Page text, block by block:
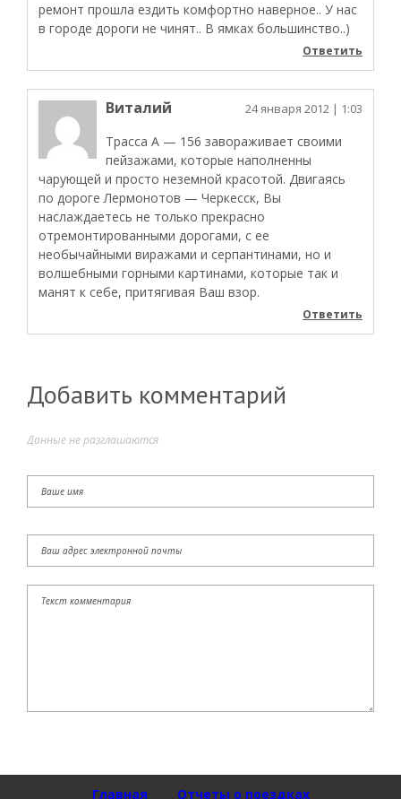
ремонт прошла ездить комфортно наверное.. У нас
в городе дороги не чинят.. В ямках большинство..)
Ответить
Виталий 24 января 2012 | 1:03
Трасса А — 156 завораживает своими
пейзажами, которые наполненны
чарующей и просто неземной красотой. Двигаясь
по дороге Лермонотов — Черкесск, Вы
наслаждаетесь не только прекрасно
отремонтированными дорогами, с ее
необычайными виражами и серпантинами, но и
волшебными горными картинами, которые так и
манят к себе, притягивая Ваш взор.
Ответить
Добавить комментарий
Данные не разглашаются
Главная Отчеты о поездках